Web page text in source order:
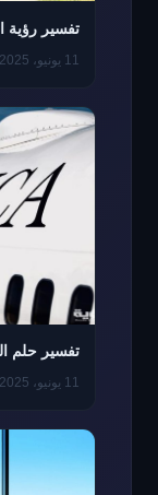
تفسير رؤية
11 يونيو، 2025
تفسير حلم
11 يونيو، 2025